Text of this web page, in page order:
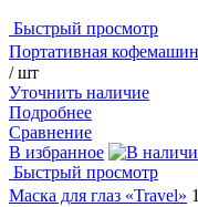
Быстрый просмотр
Портативная
/ шт
Уточнить наличие
Подробнее
Сравнение
В избранное
Быстрый просмотр
Маска для глаз «Travel»